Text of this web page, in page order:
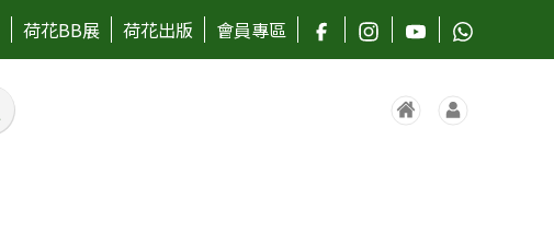
荷花BB展 荷花出版 會員專區